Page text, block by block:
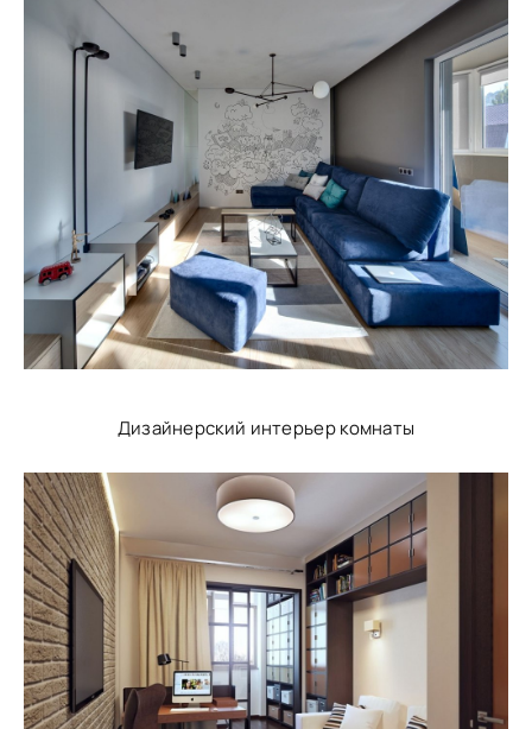
Дизайнерский интерьер комнаты